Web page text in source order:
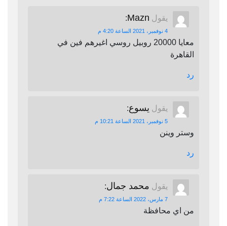
يقول Mazn
:
4 نوفمبر، 2021 الساعة 4:20 م
معايا 20000 روبيل روسي اغيرهم فين في
القاهرة
رد
يقول يسوع:
5 نوفمبر، 2021 الساعة 10:21 م
وستر وينن
رد
يقول محمد جمال:
7 مارس، 2022 الساعة 7:22 م
من اي محافظة